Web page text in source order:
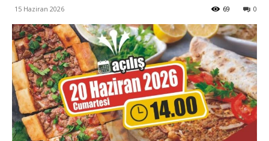
15 Haziran 2026 0
69